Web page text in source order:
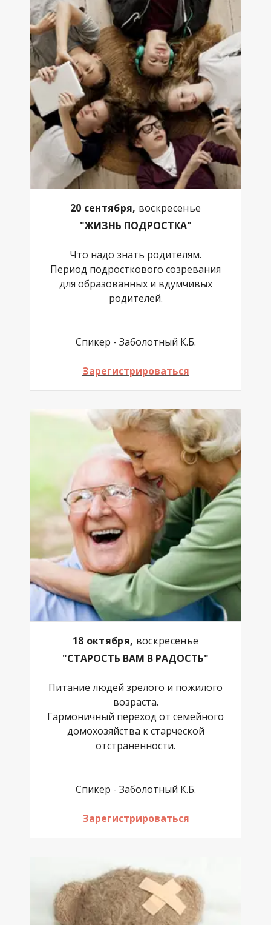
20 сентября, воскресенье
"ЖИЗНЬ ПОДРОСТКА"
Что надо знать родителям.
Период подросткового созревания
для образованных и вдумчивых
родителей.
Спикер - Заболотный К.Б.
Зарегистрироваться
18 октября, воскресенье
"СТАРОСТЬ ВАМ В РАДОСТЬ"
Питание людей зрелого и пожилого
возраста.
Гармоничный переход от семейного
домохозяйства к старческой
отстраненности.
Спикер - Заболотный К.Б.
Зарегистрироваться